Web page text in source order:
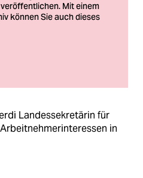
Landessekretärin für
in